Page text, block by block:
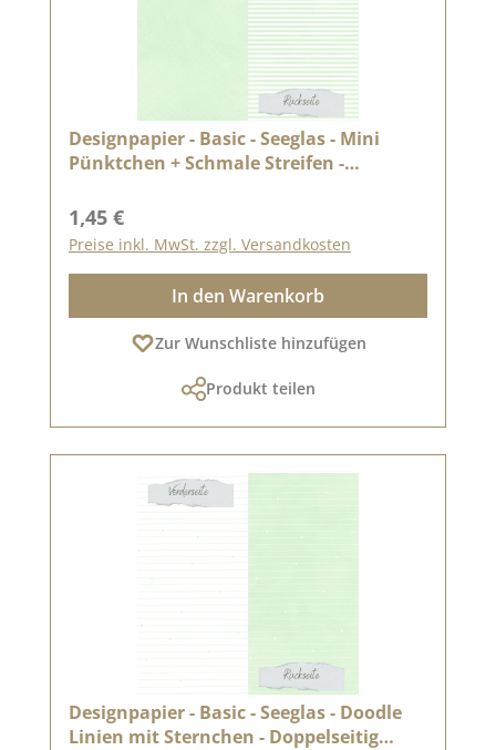
Designpapier - Basic - Seeglas - Mini
Pünktchen + Schmale Streifen -
Regulärer Preis:
1,45 €
Preise inkl. MwSt. zzgl. Versandkosten
In den Warenkorb
Zur Wunschliste hinzufügen
Produkt teilen
Designpapier - Basic - Seeglas - Doodle
Linien mit Sternchen - Doppelseitig